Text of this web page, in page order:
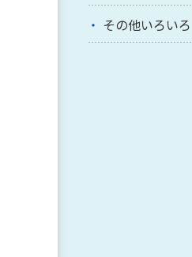
その他いろいろ